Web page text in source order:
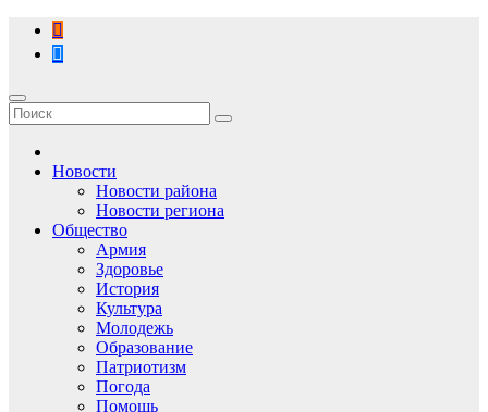
Перейти
содержимому
Новости
Новости района
Новости региона
Общество
Армия
Здоровье
История
Культура
Молодежь
Образование
Патриотизм
Погода
Помощь